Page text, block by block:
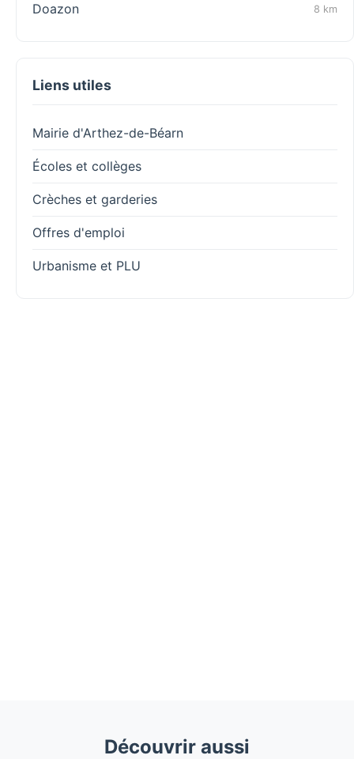
Doazon 8 km
Liens utiles
Mairie d'Arthez-de-Béarn
Écoles et collèges
Crèches et garderies
Offres d'emploi
Urbanisme et PLU
Découvrir aussi